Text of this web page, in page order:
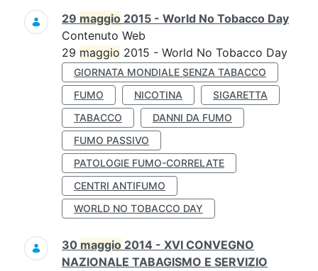
Ricerca
29 maggio 2015 - World No Tobacco Day
Contenuto Web
29 maggio 2015 - World No Tobacco Day
GIORNATA MONDIALE SENZA TABACCO
FUMO
NICOTINA
SIGARETTA
TABACCO
DANNI DA FUMO
FUMO PASSIVO
PATOLOGIE FUMO-CORRELATE
CENTRI ANTIFUMO
WORLD NO TOBACCO DAY
30 maggio 2014 - XVI CONVEGNO
NAZIONALE TABAGISMO E SERVIZIO